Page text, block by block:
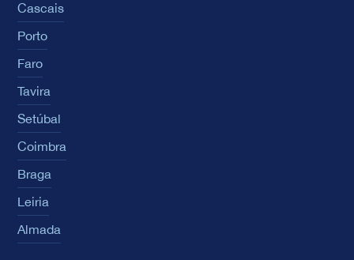
Cascais
Porto
Faro
Tavira
Setúbal
Coimbra
Braga
Leiria
Almada